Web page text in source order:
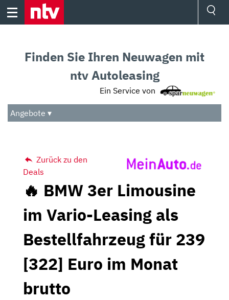
Skip
Audio
Das Beste
Finden Sie Ihren Neuwagen mit
ntv Autoleasing
Ein Service von
Angebote ▾
Zurück zu den
Deals
🔥 BMW 3er Limousine
im Vario-Leasing als
Bestellfahrzeug für 239
[322] Euro im Monat
brutto